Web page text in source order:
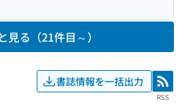
見る（21件目～）
書誌情報を一括出力 RSS
RSS